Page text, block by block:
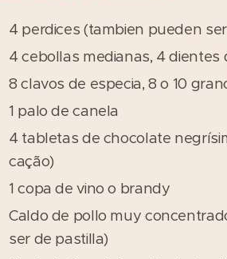
4 perdices (tambien pueden
4 cebollas medianas, 4 dientes
8 clavos de especia, 8 o 10
1 palo de canela
4 tabletas de chocolate
cação)
1 copa de vino o brandy
Caldo de pollo muy
ser de pastilla)